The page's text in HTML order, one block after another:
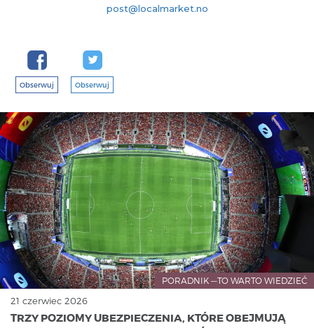
post@localmarket.no
Obserwuj Obserwuj
PORADNIK —TO WARTO WIEDZIEĆ
21 czerwiec 2026
TRZY POZIOMY UBEZPIECZENIA, KTÓRE OBEJMUJĄ